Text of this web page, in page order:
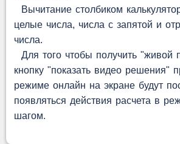
Вычитание столбиком
целые числа, числа с запятой и
числа.
Для того чтобы получить "живой
кнопку "показать видео решения"
режиме онлайн на экране будут
появляться действия расчета в
шагом.